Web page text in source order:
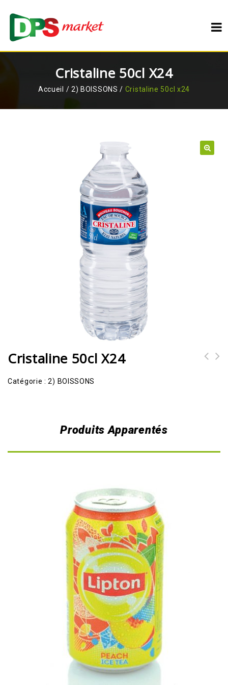
Cristaline 50cl X24
Accueil / 2) BOISSONS / Cristaline 50cl x24
Cristaline 50cl X24
Catégorie :2) BOISSONS
Produits Apparentés